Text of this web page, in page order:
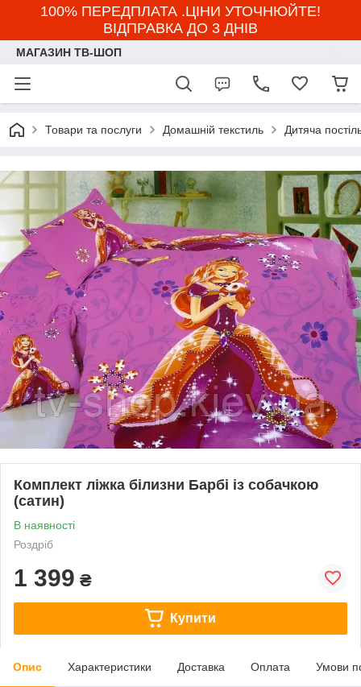
100% ПЕРЕДПЛАТА .ЦІНИ УТОЧНЮЙТЕ!
ВІДПРАВКА ДО 3 ДНІВ
МАГАЗИН ТВ-ШОП
Товари та послуги Домашній текстиль Дитяча
Комплект ліжка білизни Барбі із собачкою
(сатин)
В наявності
Роздріб
1 399 ₴
Купити
Опис Характеристики Доставка Оплата Умови